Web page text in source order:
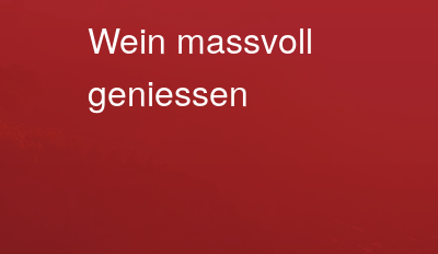
Wein massvoll
geniessen